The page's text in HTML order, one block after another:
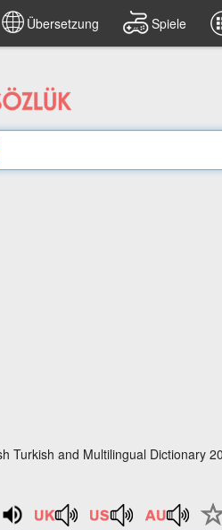
Übersetzung Spiele
Turkish and Multilingual Dictionary